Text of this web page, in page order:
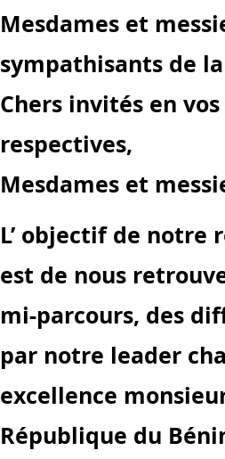
Mesdames et
sympathisants de
Chers invités en
respectives,
Mesdames et
L’ objectif de notre
est de nous
mi-parcours, des
par notre leader
excellence
République du